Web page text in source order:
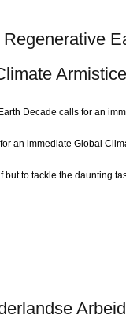
Armistice
Decade calls for an
an immediate Global
but to tackle the daunting